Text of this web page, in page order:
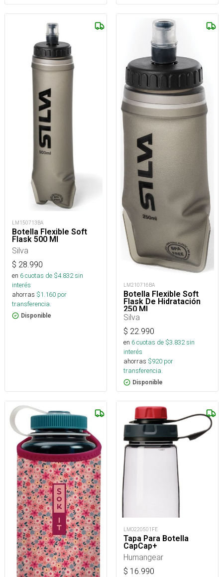
LM150713BA
Botella Flexible Soft
Flask 500 Ml
Silva
$ 28.990
en 6cuotas de $4.832sin
interés
ahorras $1.160 por
transferencia.
Disponible
LM210716BA
Botella Flexible Soft
Flask De Hidratación
250 Ml
Silva
$ 22.990
en 6cuotas de $3.832sin
interés
ahorras $920 por
transferencia.
Disponible
LMO220501FE
Tapa Para Botella
CapCap+
Humangear
$ 16.990